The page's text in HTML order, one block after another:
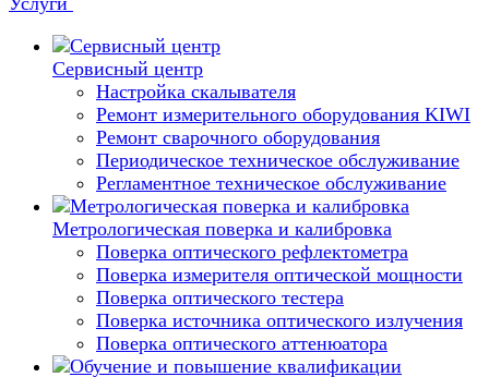
Сервисный центр
Настройка скалывателя
Ремонт измерительного оборудования KIWI
Ремонт сварочного оборудования
Периодическое техническое обслуживание
Регламентное техническое обслуживание
Метрологическая поверка и калибровка
Поверка оптического рефлектометра
Поверка измерителя оптической мощности
Поверка оптического тестера
Поверка источника оптического излучения
Поверка оптического аттенюатора